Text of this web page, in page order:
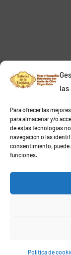
las
Para ofrecer las
para almacenar y/o
de estas tecnologías
navegación o las
consentimiento, puede
funciones.
Política de